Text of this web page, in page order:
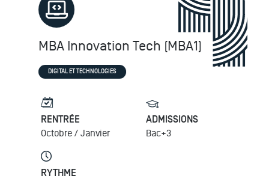
MBA Innovation Tech (MBA1)
DIGITAL ET TECHNOLOGIES
RENTRÉE
Octobre / Janvier
ADMISSIONS
Bac+3
RYTHME